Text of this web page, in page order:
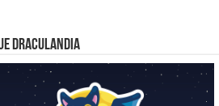
Draculandia